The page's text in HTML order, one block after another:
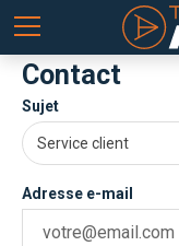
Contact
Sujet
Service client
Adresse e-mail